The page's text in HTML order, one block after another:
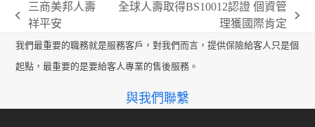
previous
post:
三商美邦人壽
祥平安
post:
全球人壽取得BS10012認證 個資管
理獲國際肯定
我們最重要的職務就是服務客戶，對我們而言，提供保險給客人只是個
起點，最重要的是要給客人專業的售後服務。
與我們聯繫